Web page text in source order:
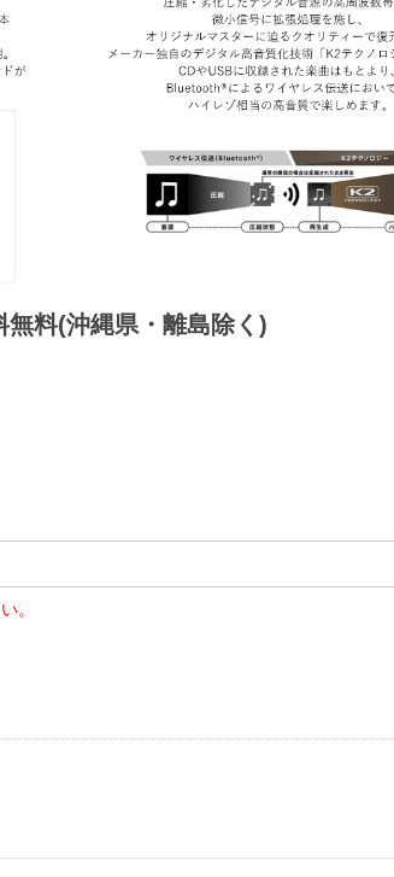
料(沖縄県・離島除く)
。